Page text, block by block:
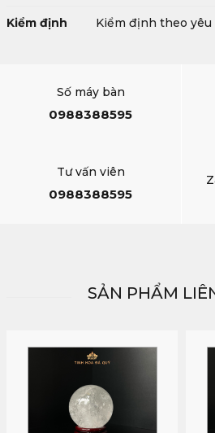
Kiểm định Kiểm định theo yêu
Số máy bàn
0988388595
Tư vấn viên
0988388595
SẢN PHẨM